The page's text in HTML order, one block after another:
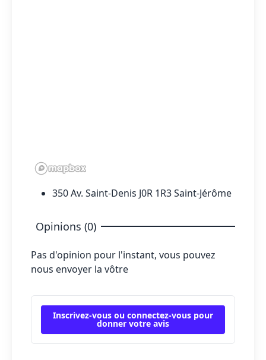
350 Av. Saint-Denis J0R 1R3 Saint-Jérôme
Opinions (0)
Pas d'opinion pour l'instant, vous pouvez
nous envoyer la vôtre
Inscrivez-vous ou connectez-vous pour
donner votre avis